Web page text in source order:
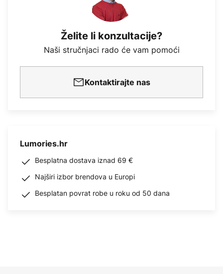
Želite li konzultacije?
Naši stručnjaci rado će vam pomoći
Kontaktirajte nas
Lumories.hr
Besplatna dostava iznad 69 €
Najširi izbor brendova u Europi
Besplatan povrat robe u roku od 50 dana